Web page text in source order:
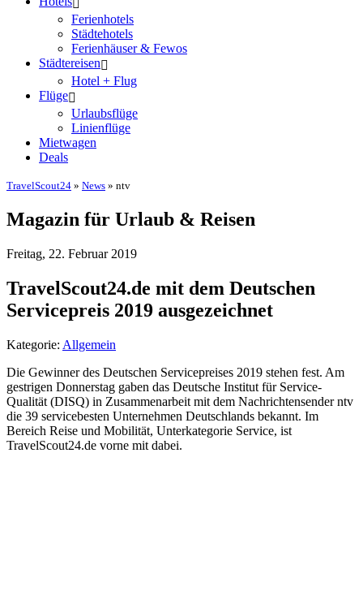
Ferienhotels
Städtehotels
Ferienhäuser & Fewos
Städtereisen
Hotel + Flug
Flüge
Urlaubsflüge
Linienflüge
Mietwagen
Deals
TravelScout24 » News » ntv
Magazin für Urlaub & Reisen
Freitag, 22. Februar 2019
TravelScout24.de mit dem Deutschen
Servicepreis 2019 ausgezeichnet
Kategorie: Allgemein
Die Gewinner des Deutschen Servicepreises 2019 stehen fest. Am
gestrigen Donnerstag gaben das Deutsche Institut für Service-
Qualität (DISQ) in Zusammenarbeit mit dem Nachrichtensender ntv
die 39 servicebesten Unternehmen Deutschlands bekannt. Im
Bereich Reise und Mobilität, Unterkategorie Service, ist
TravelScout24.de vorne mit dabei.